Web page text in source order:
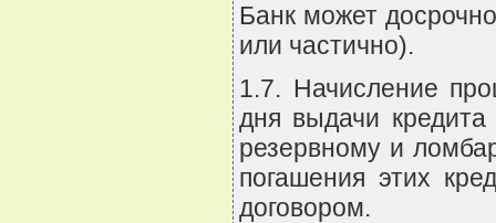
Банк может
или частично).
1.7. Начисление
дня выдачи
резервному и
погашения этих
договором.